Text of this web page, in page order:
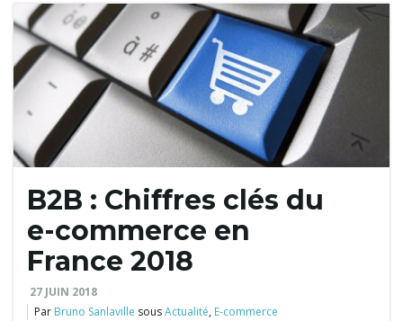
u
B2B : Chiffres clés du
e-commerce en
France 2018
27 JUIN 2018
Par Bruno Sanlaville sousActualité, E-commerce